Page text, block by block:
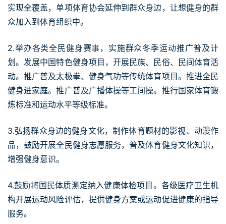
实现全覆盖，单项体育协会延伸到群众身边，让想健身的群
众加入到体育组织中。
2.举办各类全民健身赛事，实施群众冬季运动推广普及计
划。发展中国特色健身项目，开展民族、民俗、民间体育活
动。推广普及太极拳、健身气功等传统体育项目。推进全民
健身进家庭。推广普及广播体操等工间操。推行国家体育锻
炼标准和运动水平等级标准。
3.弘扬群众身边的健身文化，制作体育题材的影视、动漫作
品，鼓励开展全民健身志愿服务，普及体育健身文化知识，
增强健身意识。
4.鼓励将国民体质测定纳入健康体检项目。各级医疗卫生机
构开展运动风险评估，提供健身方案或运动促进健康的指导
服务。